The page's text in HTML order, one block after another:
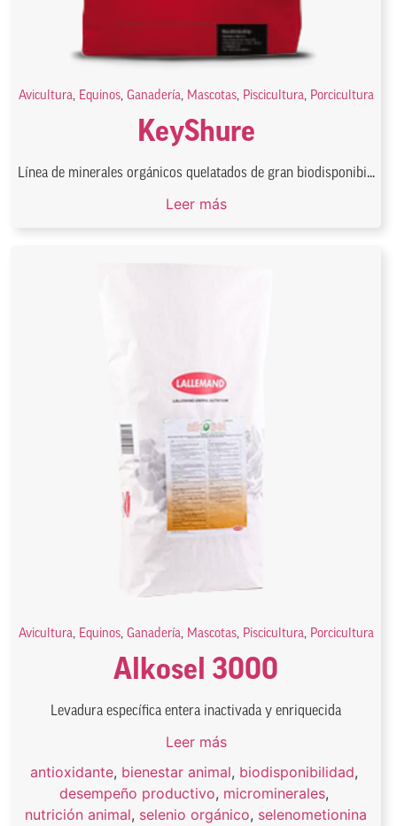
Avicultura, Equinos, Ganadería, Mascotas, Piscicultura, Porcicultura
KeyShure
Línea de minerales orgánicos quelatados de gran biodisponibi...
Leer más
Avicultura, Equinos, Ganadería, Mascotas, Piscicultura, Porcicultura
Alkosel 3000
Levadura específica entera inactivada y enriquecida
Leer más
antioxidante, bienestar animal, biodisponibilidad,
desempeño productivo, microminerales,
nutrición animal, selenio orgánico, selenometionina